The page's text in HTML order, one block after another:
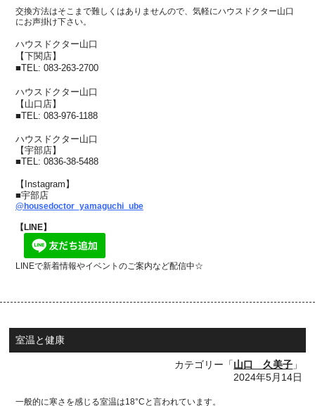
交換方法はそこまで難しくはありませんので、気軽にハウスドクター山口
にお声掛け下さい。
ハウスドクター山口
【下関店】
■TEL: 083-263-2700
ハウスドクター山口
【山口店】
■TEL: 083-976-1188
ハウスドクター山口
【宇部店】
■TEL: 0836-38-5488
【Instagram】
■宇部店
@housedoctor_yamaguchi_ube
【LINE】
LINEで新着情報やイベントのご案内など配信中☆
室温と健康
カテゴリー「山口 久美子 」
2024年5月14日
一般的に寒さを感じる室温は18°Cと言われています。